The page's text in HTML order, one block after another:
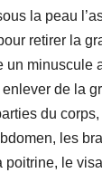
la peau
retirer la
un minuscule
de la
du
les
poitrine, le